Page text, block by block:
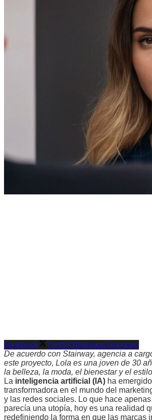
Facebook TwitterWhatsappTelegram
De acuerdo con Stairway, agencia a
este proyecto, Lola es una joven de 30
la belleza, la moda, el bienestar y el
La inteligencia artificial (IA) ha
transformadora en el mundo del
y las redes sociales. Lo que hace
parecía una utopía, hoy es una realidad
redefiniendo la forma en que las marcas